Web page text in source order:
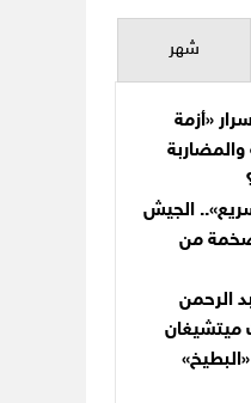
شهر
«أزمة
الجيش
ضخمة من
الرحمن
ميتشيغان